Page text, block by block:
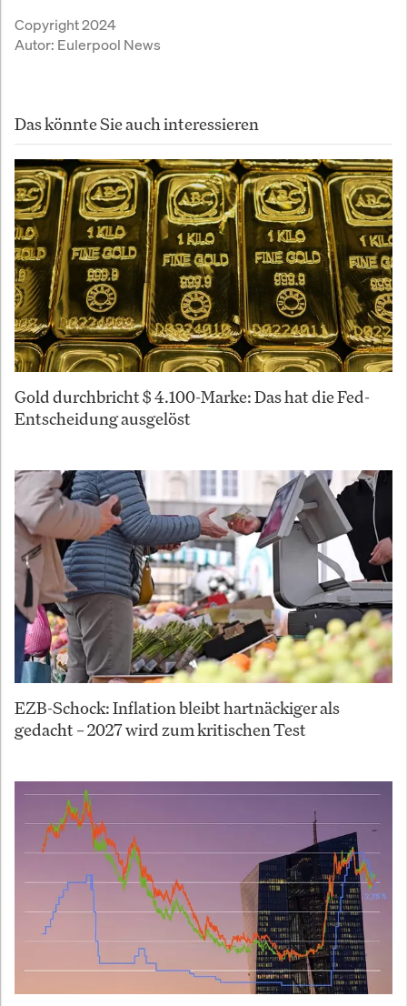
Copyright 2024
Autor: Eulerpool News
Das könnte Sie auch interessieren
Gold durchbricht $ 4.100-Marke: Das hat die Fed-
Entscheidung ausgelöst
EZB-Schock: Inflation bleibt hartnäckiger als
gedacht – 2027 wird zum kritischen Test